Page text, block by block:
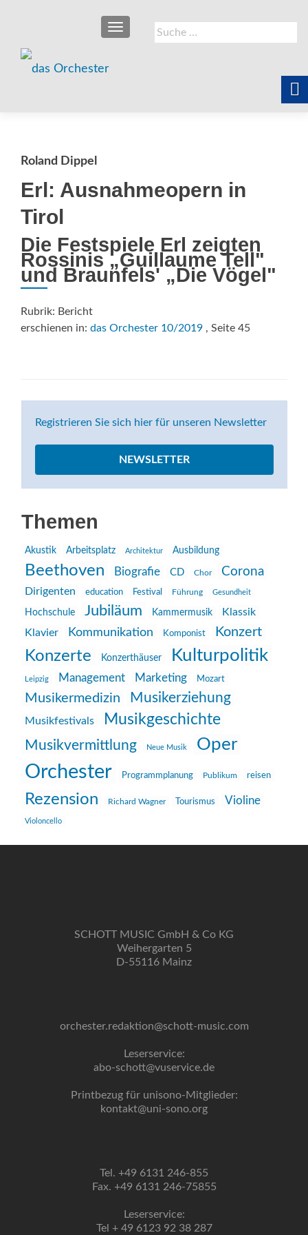
Suche
nach:
SCHALTE NAVIGATION
Roland Dippel
Erl: Ausnahmeopern in
Tirol
Die Festspiele Erl zeigten
Rossinis „Guillaume Tell"
und Braunfels' „Die Vögel"
Rubrik: Bericht
erschienen in: das Orchester 10/2019 , Seite 45
Registrieren Sie sich hier für unseren Newsletter
NEWSLETTER
Themen
Akustik Arbeitsplatz Architektur Ausbildung
Beethoven Biografie CD Chor Corona
Dirigenten education Festival Führung Gesundheit
Hochschule Jubiläum Kammermusik
Klassik
Klavier
Kommunikation Komponist Konzert
Konzerte Konzerthäuser Kulturpolitik
Leipzig Management Marketing Mozart
Musikermedizin Musikerziehung
Musikfestivals Musikgeschichte
Musikvermittlung Neue Musik Oper
Orchester Programmplanung Publikum reisen
Rezension Richard Wagner Tourismus Violine
Violoncello
SCHOTT MUSIC GmbH & Co KG
Weihergarten 5
D-55116 Mainz
orchester.redaktion@schott-music.com
Leserservice:
abo-schott@vuservice.de
Printbezug für unisono-Mitglieder:
kontakt@uni-sono.org
Tel. +49 6131 246-855
Fax. +49 6131 246-75855
Leserservice:
Tel + 49 6123 92 38 287